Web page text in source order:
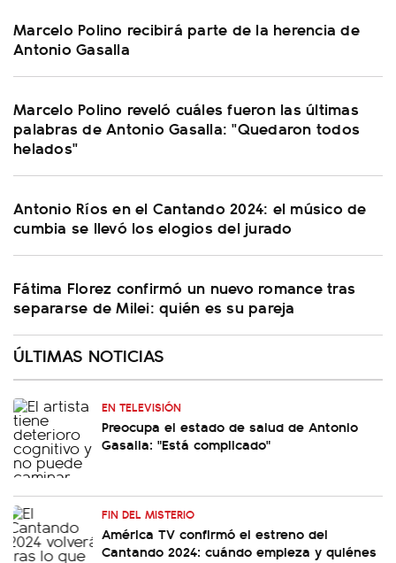
Marcelo Polino recibirá parte de la herencia de
Antonio Gasalla
Marcelo Polino reveló cuáles fueron las últimas
palabras de Antonio Gasalla: "Quedaron todos
helados"
Antonio Ríos en el Cantando 2024: el músico de
cumbia se llevó los elogios del jurado
Fátima Florez confirmó un nuevo romance tras
separarse de Milei: quién es su pareja
ÚLTIMAS NOTICIAS
EN TELEVISIÓN
Preocupa el estado de salud de Antonio
Gasalla: "Está complicado"
FIN DEL MISTERIO
América TV confirmó el estreno del
Cantando 2024: cuándo empieza y quiénes